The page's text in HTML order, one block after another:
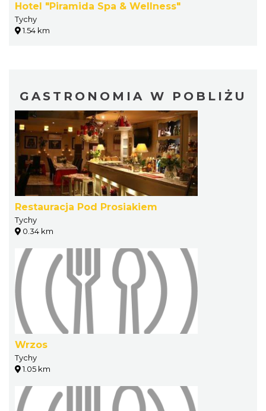
Hotel "Piramida Spa & Wellness"
Tychy
1.54 km
GASTRONOMIA W POBLIŻU
Restauracja Pod Prosiakiem
Tychy
0.34 km
Wrzos
Tychy
1.05 km